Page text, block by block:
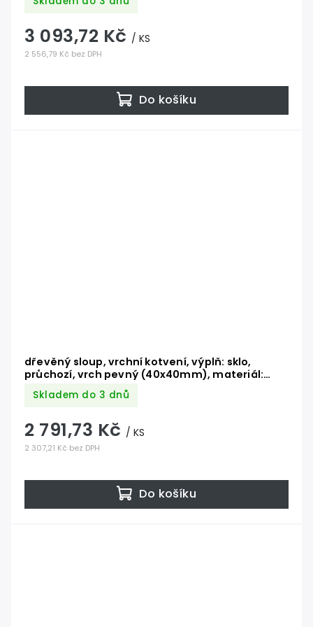
(bezbarvý)
2 556,79 Kč bez DPH
3 093,72 Kč / KS
Do košíku
dřevěný sloup, vrchní kotvení, výplň: sklo,
průchozí, vrch pevný (40x40mm), materiál:
buk, broušený povrch bez nátěru
Skladem do 3 dnů
2 307,21 Kč bez DPH
2 791,73 Kč / KS
Do košíku